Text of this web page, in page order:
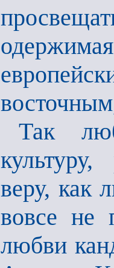
Так
веру, как
вовсе не
любви